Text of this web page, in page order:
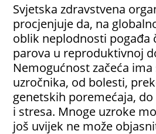
Svjetska zdravstvena
procjenjuje da, na
oblik neplodnosti pogađa
parova u reproduktivnoj
Nemogućnost začeća
uzročnika, od bolesti,
genetskih poremećaja,
i stresa. Mnoge uzroke
još uvijek ne može